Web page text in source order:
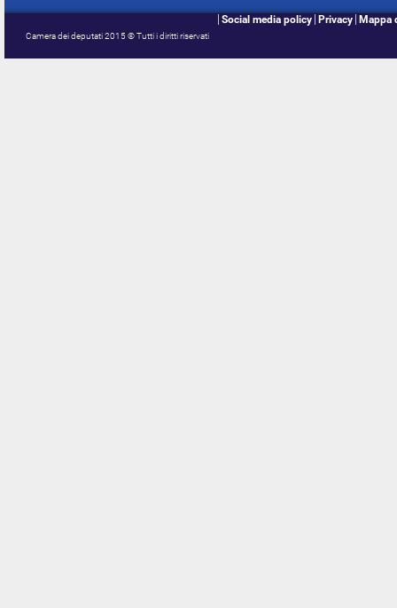
Camera dei deputati 2015 © Tutti i diritti riservati
Social media policy Privacy Mappa